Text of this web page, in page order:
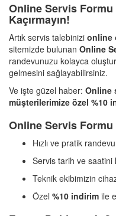
Online Servis Formu
Kaçırmayın!
Artık servis talebinizi online
sitemizde bulunan Online
randevunuzu kolayca
gelmesini sağlayabilirsiniz.
Ve işte güzel haber: Online
müşterilerimize özel %10
Online Servis Formu
Hızlı ve pratik
Servis tarih ve saatini
Teknik ekibimizin
Özel %10 indirim ile